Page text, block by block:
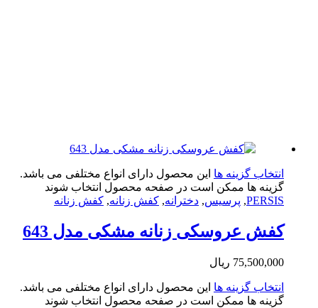
گزینه ها این محصول دارای انواع مختلفی می باشد.
ها ممکن است در صفحه محصول انتخاب شوند
پرسیس, دخترانه , کفش زنانه,کفش زنانه
عروسکی زنانه مشکی مدل 643
ریال
گزینه ها این محصول دارای انواع مختلفی می باشد.
ها ممکن است در صفحه محصول انتخاب شوند